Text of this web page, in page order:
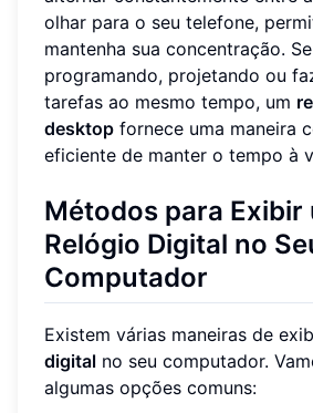
olhar para o seu telefone,
mantenha sua concentração.
programando, projetando ou
tarefas ao mesmo tempo, um
desktop fornece uma maneira
eficiente de manter o tempo à
Métodos para Exibir
Relógio Digital no
Computador
Existem várias maneiras de
digital no seu computador.
algumas opções comuns: